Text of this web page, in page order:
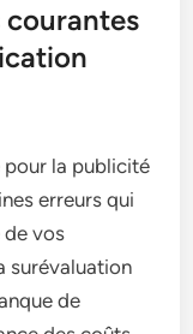
courantes
la publicité
erreurs qui
vos
surévaluation
de